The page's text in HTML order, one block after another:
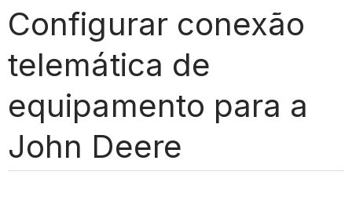
Configurar conexão
telemática de
equipamento para a
John Deere